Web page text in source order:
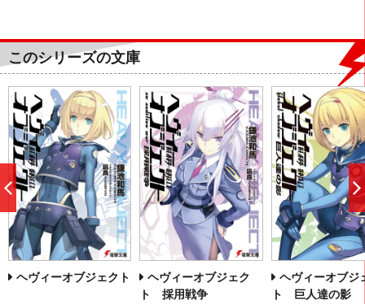
このシリーズの文庫
ヘヴィーオブジェクト
ヘヴィーオブジェク
ト 採用戦争
ヘヴィーオブジ
ト 巨人達の影
前
へ